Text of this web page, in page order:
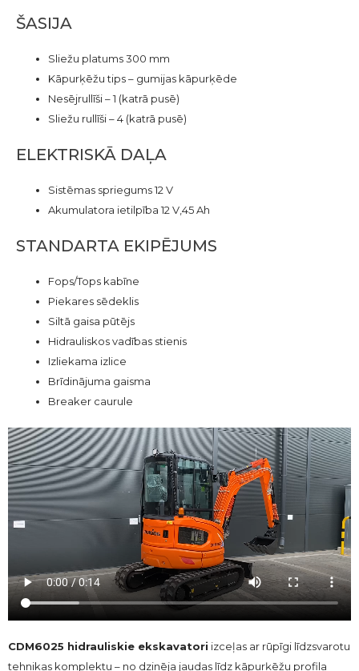
ŠASIJA
Sliežu platums 300 mm
Kāpurķēžu tips – gumijas kāpurķēde
Nesējrullīši – 1 (katrā pusē)
Sliežu rullīši – 4 (katrā pusē)
ELEKTRISKĀ DAĻA
Sistēmas spriegums 12 V
Akumulatora ietilpība 12 V,45 Ah
STANDARTA EKIPĒJUMS
Fops/Tops kabīne
Piekares sēdeklis
Siltā gaisa pūtējs
Hidrauliskos vadības stienis
Izliekama izlice
Brīdinājuma gaisma
Breaker caurule
CDM6025 hidrauliskie ekskavatori izceļas ar rūpīgi līdzsvarotu
tehnikas komplektu – no dzinēja jaudas līdz kāpurķēžu profila